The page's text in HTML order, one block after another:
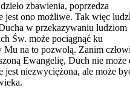
zbawienia, poprzedza
jest ono możliwe. Tak więc
w przekazywaniu ludziom
Św. może pociągnąć ku
na to pozwolą. Zanim
Ewangelię, Duch nie może
jest niezwyciężona, ale może